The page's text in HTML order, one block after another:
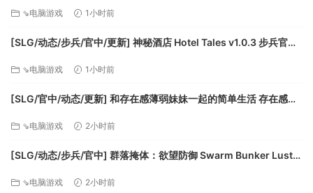
[943M]
⇘电脑游戏 1小时前
[SLG/动态/步兵/官中/更新] 神秘酒店 Hotel Tales v1.0.3 步兵官中
⇘电脑游戏 1小时前
[SLG/官中/动态/更新] 和存在感薄弱妹妹一起的简单生活 存在感薄
⇘电脑游戏 2小时前
[SLG/动态/步兵/官中] 群落掩体：欲望防御 Swarm Bunker Lust
⇘电脑游戏 2小时前